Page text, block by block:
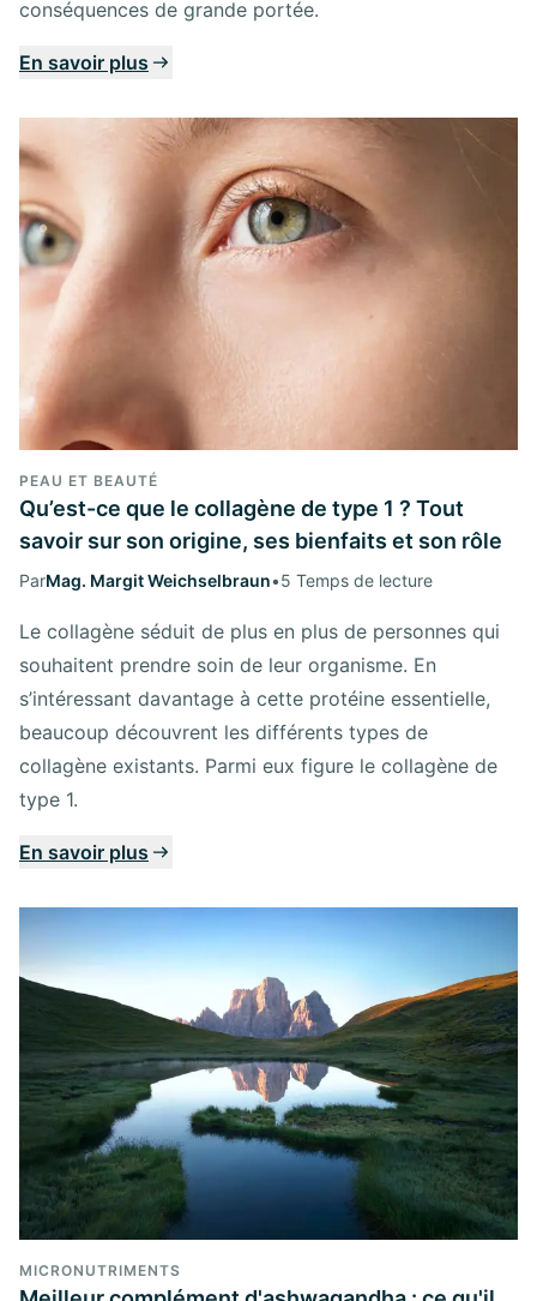
conséquences de grande portée.
En savoir plus
PEAU ET BEAUTÉ
Qu’est-ce que le collagène de type 1 ? Tout
savoir sur son origine, ses bienfaits et son rôle
ParMag. Margit Weichselbraun•5 Temps de lecture
Le collagène séduit de plus en plus de personnes qui
souhaitent prendre soin de leur organisme. En
s’intéressant davantage à cette protéine essentielle,
beaucoup découvrent les différents types de
collagène existants. Parmi eux figure le collagène de
type 1.
En savoir plus
MICRONUTRIMENTS